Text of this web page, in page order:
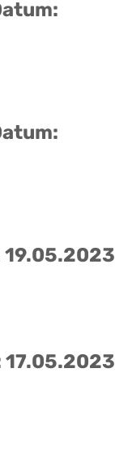
19.05.2023
17.05.2023